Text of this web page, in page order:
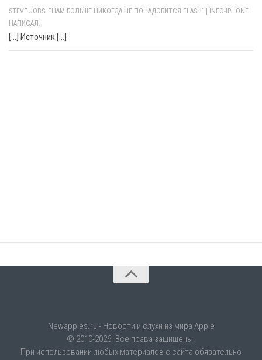
STEVE JOBS: “НАМ БОЛЬШЕ НИКОГДА НЕ ПОНАДОБИТСЯ FLASH” | INFO-IPHONE
НАПИСАЛ:
[…] Источник […]
Newapples.ru - Новости и слухи из мира Apple
© 2010-2026. Все права защищены.
При использовании любых материалов с сайта обязательно